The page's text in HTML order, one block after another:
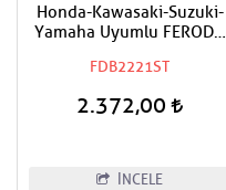
Honda-Kawasaki-Suzuki-
Yamaha Uyumlu FERODO
FDB2221ST
2.372,00
İNCELE